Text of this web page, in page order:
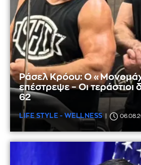
Ράσελ Κρόου: Ο
επέστρεψε – Οι τεράστιοι
62
LIFE STYLE - WELLNESS